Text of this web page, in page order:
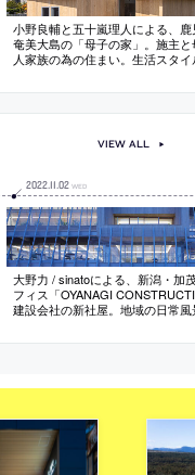
小野良輔と五十嵐理人による、鹿
奄美大島の「母子の家」。施主と
人家族の為の住まい。生活スタ
室も中心になる“多中心な”建築を
空間の機能の主従関係”を反転さ
2022.11 02 WED
大野力 / sinatoによる、新潟・加
フィス「OYANAGI
建設会社の新社屋。地域の日常風
やテラスの配置等で“振舞が染み
VIEW ALL